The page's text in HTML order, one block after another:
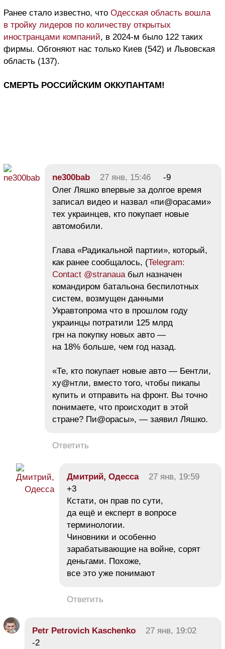
Ранее стало известно, что Одесская область вошла
в тройку лидеров по количеству открытых
иностранцами компаний, в 2024-м было 122 таких
фирмы. Обгоняют нас только Киев (542) и Львовская
область (137).
СМЕРТЬ РОССИЙСКИМ ОККУПАНТАМ!
ne300bab 27 янв, 15:46
-9
Олег Ляшко впервые за долгое время
записал видео и назвал «пи@орасами»
тех украинцев, кто покупает новые
автомобили.
Глава «Радикальной партии», который,
как ранее сообщалось, (Telegram:
Contact @stranaua был назначен
командиром батальона беспилотных
систем, возмущен данными
Укравтопрома что в прошлом году
украинцы потратили 125 млрд
грн на покупку новых авто —
на 18% больше, чем год назад.
«Те, кто покупает новые авто — Бентли,
ху@нтли, вместо того, чтобы пикапы
купить и отправить на фронт. Вы точно
понимаете, что происходит в этой
стране? Пи@орасы», — заявил Ляшко.
Ответить
Дмитрий, Одесса
27 янв, 19:59
+3
Кстати, он прав по сути,
да ещё и експерт в вопросе
терминологии.
Чиновники и особенно
зарабатывающие на войне, сорят
деньгами. Похоже,
все это уже понимают
Ответить
Petr Petrovich Kaschenko
27 янв, 19:02
-2